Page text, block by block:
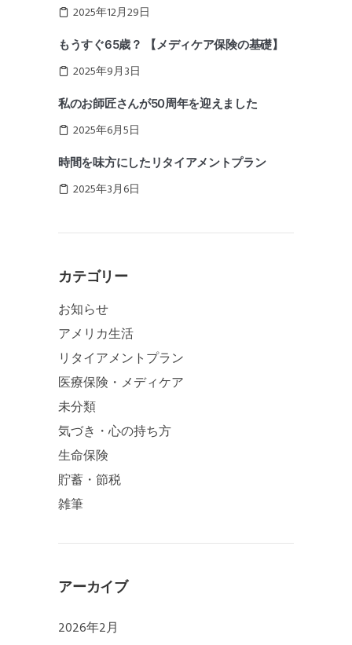
2025年12月29日
もうすぐ65歳？ 【メディケア保険の基礎】
2025年9月3日
私のお師匠さんが50周年を迎えました
2025年6月5日
時間を味方にしたリタイアメントプラン
2025年3月6日
カテゴリー
お知らせ
アメリカ生活
リタイアメントプラン
医療保険・メディケア
未分類
気づき・心の持ち方
生命保険
貯蓄・節税
雑筆
アーカイブ
2026年2月